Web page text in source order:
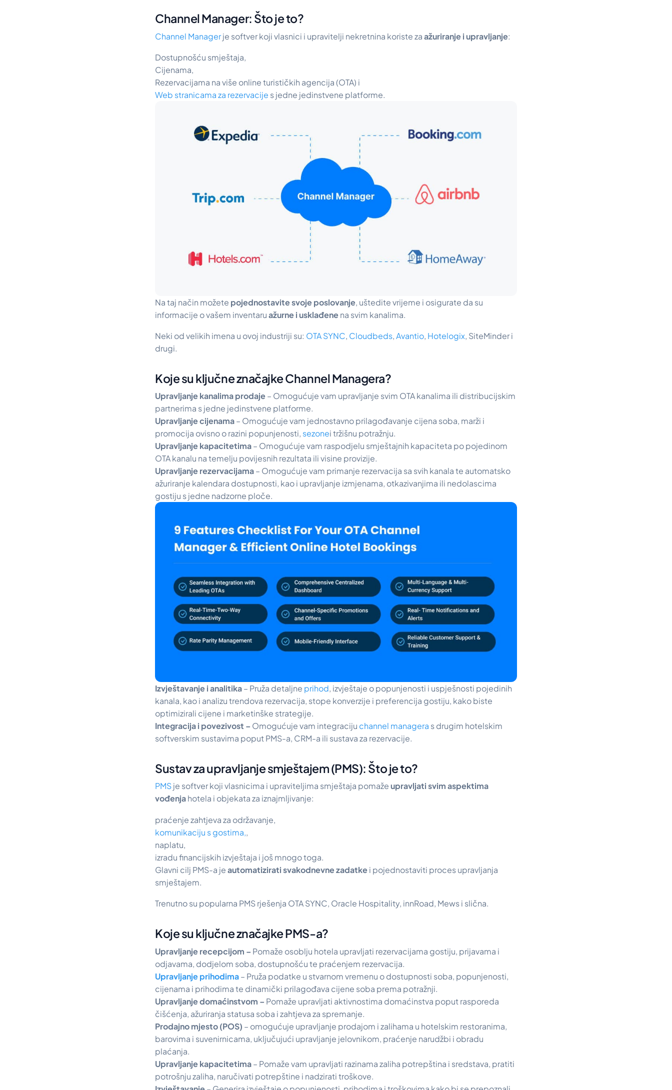
Channel Manager: Što je to?
Channel Managerje softver koji vlasnici i upravitelji nekretnina koriste zaažuriranje i upravljanje:
Dostupnošću smještaja,
Cijenama,
Rezervacijama na više online turističkih agencija (OTA) i
Web stranicama za rezervacije s jedne jedinstvene platforme.
Na taj način možete pojednostavite svoje poslovanje, uštedite vrijeme i osigurate da su
informacije o vašem inventaruažurne i usklađene na svim kanalima.
Neki od velikih imena u ovoj industriji su: OTA SYNC, Cloudbeds,Avantio, Hotelogix, SiteMinder i
drugi.
Koje su ključne značajke Channel Managera?
Upravljanje kanalima prodaje – Omogućuje vam upravljanje svim OTA kanalima ili distribucijskim
partnerima s jedne jedinstvene platforme.
Upravljanje cijenama– Omogućuje vam jednostavno prilagođavanje cijena soba, marži i
promocija ovisno o razini popunjenosti, sezonei tržišnu potražnju.
Upravljanje kapacitetima– Omogućuje vam raspodjelu smještajnih kapaciteta po pojedinom
OTA kanalu na temelju povijesnih rezultata ili visine provizije.
Upravljanje rezervacijama– Omogućuje vam primanje rezervacija sa svih kanala te automatsko
ažuriranje kalendara dostupnosti, kao i upravljanje izmjenama, otkazivanjima ili nedolascima
gostiju s jedne nadzorne ploče.
Izvještavanje i analitika– Pruža detaljne prihod, izvještaje o popunjenosti i uspješnosti pojedinih
kanala, kao i analizu trendova rezervacija, stope konverzije i preferencija gostiju, kako biste
optimizirali cijene i marketinške strategije.
Integracija i povezivost – Omogućuje vam integraciju channel managera s drugim hotelskim
softverskim sustavima poput PMS-a, CRM-a ili sustava za rezervacije.
Sustav za upravljanje smještajem (PMS): Što je to?
PMSje softver koji vlasnicima i upraviteljima smještaja pomažeupravljati svim aspektima
vođenjahotela i objekata za iznajmljivanje:
praćenje zahtjeva za održavanje,
komunikaciju s gostima,,
naplatu,
izradu financijskih izvještaja i još mnogo toga.
Glavni cilj PMS-a jeautomatizirati svakodnevne zadatke i pojednostaviti proces upravljanja
smještajem.
Trenutno su popularna PMS rješenja OTA SYNC, Oracle Hospitality, innRoad, Mews i slična.
Koje su ključne značajke PMS-a?
Upravljanje recepcijom – Pomaže osoblju hotela upravljati rezervacijama gostiju, prijavama i
odjavama, dodjelom soba, dostupnošću te praćenjem rezervacija.
Upravljanje prihodima– Pruža podatke u stvarnom vremenu o dostupnosti soba, popunjenosti,
cijenama i prihodima te dinamički prilagođava cijene soba prema potražnji.
Upravljanje domaćinstvom – Pomaže upravljati aktivnostima domaćinstva poput rasporeda
čišćenja, ažuriranja statusa soba i zahtjeva za spremanje.
Prodajno mjesto (POS) – omogućuje upravljanje prodajom i zalihama u hotelskim restoranima,
barovima i suvenirnicama, uključujući upravljanje jelovnikom, praćenje narudžbi i obradu
plaćanja.
Upravljanje kapacitetima– Pomaže vam upravljati razinama zaliha potrepština i sredstava, pratiti
potrošnju zaliha, naručivati potrepštine i nadzirati troškove.